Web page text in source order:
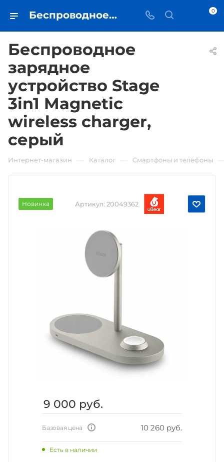
Беспроводное зарядное устройство Stage 3in1 Magnetic wireless charger, серый • купить в Самаре - iЧехол 0
Беспроводное
зарядное
устройство Stage
3in1 Magnetic
wireless charger,
серый
Интернет-магазин Каталог Смартфоны и телефоны
Новинка Артикул: 20049362
9 000 руб.
Базовая цена 10 260 руб.
Есть в наличии